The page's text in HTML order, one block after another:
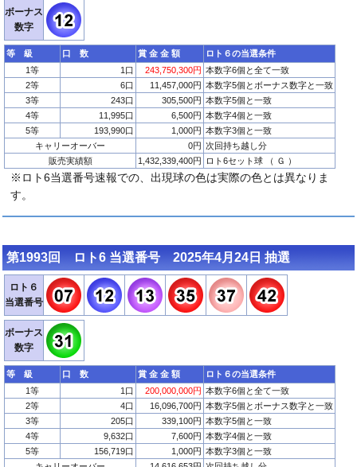
ボーナス
数字
等 級 口 数 賞 金 金 額
ロト６の当選条件
1等
1口 243,750,300円 本数字6個と全て一致
2等
6口 11,457,000円 本数字5個とボーナス数字と一致
3等
243口 305,500円 本数字5個と一致
4等
11,995口 6,500円 本数字4個と一致
5等
193,990口 1,000円 本数字3個と一致
キャリーオーバー
0円 次回持ち越し分
販売実績額
1,432,339,400円 ロト6セット球 （ Ｇ ）
※ロト6当選番号速報での、出現球の色は実際の色とは異なりま
す。
第1993回 ロト6 当選番号 2025年4月24日 抽選
ロト６
当選番号
ボーナス
数字
等 級 口 数 賞 金 金 額
ロト６の当選条件
1等
1口 200,000,000円 本数字6個と全て一致
2等
4口 16,096,700円 本数字5個とボーナス数字と一致
3等
205口 339,100円 本数字5個と一致
4等
9,632口 7,600円 本数字4個と一致
5等
156,719口 1,000円 本数字3個と一致